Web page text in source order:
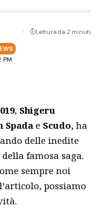
PM
Lettura da 2 minuti
, Shigeru
Spada e Scudo, ha
delle inedite
famosa saga.
sempre noi
possiamo